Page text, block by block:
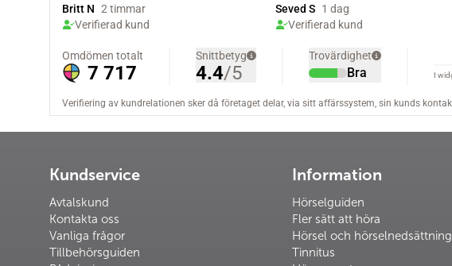
Kundservice
Avtalskund
Kontakta oss
Vanliga frågor
Tillbehörsguiden
Information
Hörselguiden
Fler sätt att höra
Hörsel och hörselnedsättning
Tinnitus